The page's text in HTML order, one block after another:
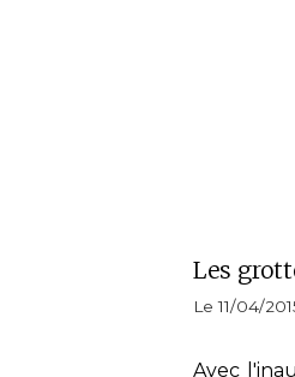
Les
Le 11/04/
Avec